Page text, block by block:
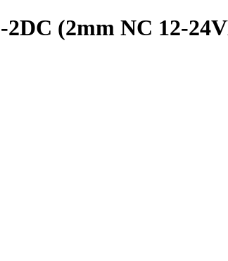
(2mm NC 12-